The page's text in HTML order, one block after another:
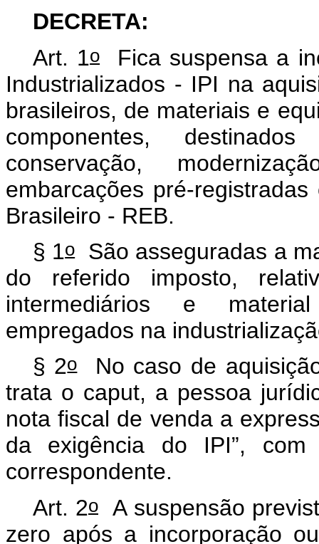
DECRETA:
Art. 1oFica suspensa a
Industrializados - IPI na
brasileiros, de materiais e
componentes,
conservação,
embarcações pré-
Brasileiro - REB.
§ 1oSão asseguradas a
do referido imposto,
intermediários e
empregados na
§ 2oNo caso de
trata o caput, a pessoa
nota fiscal de venda a
da exigência do IPI”, com
correspondente.
Art. 2oA suspensão
zero após a incorporação